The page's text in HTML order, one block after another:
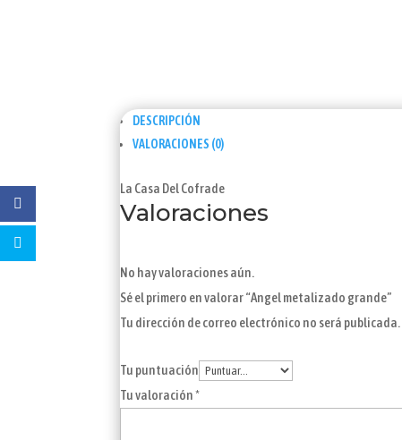
DESCRIPCIÓN
VALORACIONES (0)
La Casa Del Cofrade
Valoraciones
No hay valoraciones aún.
Sé el primero en valorar “Angel metalizado grande”
Tu dirección de correo electrónico no será publicada.
Tu puntuación
Tu valoración*